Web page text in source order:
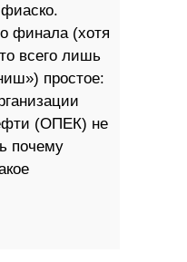
финала (хотя
всего лишь
простое:
(ОПЕК) не
почему